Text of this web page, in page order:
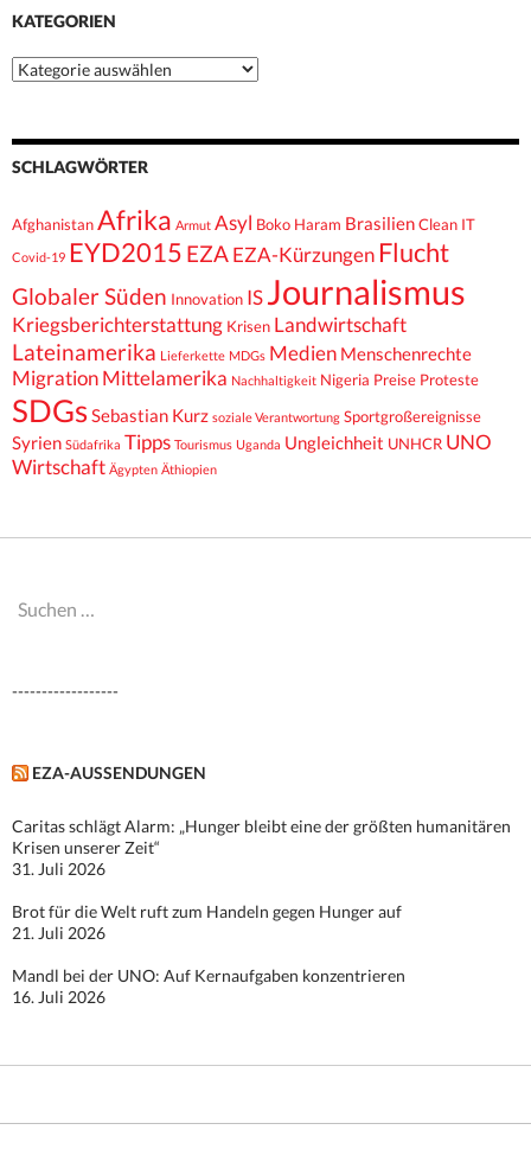
KATEGORIEN
Kategorien
SCHLAGWÖRTER
AfghanistanAfrika Armut Asyl Boko Haram BrasilienClean IT
Covid-19 EYD2015 EZA EZA-Kürzungen Flucht
Globaler Süden Innovation IS Journalismus
Kriegsberichterstattung Krisen Landwirtschaft
Lateinamerika Lieferkette MDGs Medien Menschenrechte
Migration Mittelamerika Nachhaltigkeit Nigeria Preise Proteste
SDGsSebastian Kurz soziale Verantwortung Sportgroßereignisse
Syrien Südafrika Tipps Tourismus Uganda Ungleichheit UNHCR UNO
Wirtschaft Ägypten Äthiopien
Suchen
------------------
EZA-AUSSENDUNGEN
Caritas schlägt Alarm: „Hunger bleibt eine der größten humanitären
Krisen unserer Zeit“
31. Juli 2026
Brot für die Welt ruft zum Handeln gegen Hunger auf
21. Juli 2026
Mandl bei der UNO: Auf Kernaufgaben konzentrieren
16. Juli 2026